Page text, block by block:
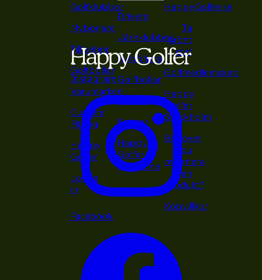
Golfklubbor
Nybörjare
Tillbehör
Golfbollar
Varumärken
Custom
Fitting
Happy
Golfer
Logga
in
Drivers
Järnklubbor
Nybörjare
Golfbollar
Kepsar
Happy
Golfer
Magazine
HappyGolfer.se
Ta
grönt
kort
Golfmedlemskap
Happy
Golfer
Stockholm
Behöver
du
returnera
en
produkt?
Köpvillkor
Instagram
Facebook